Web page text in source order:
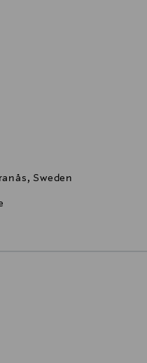
Sweden